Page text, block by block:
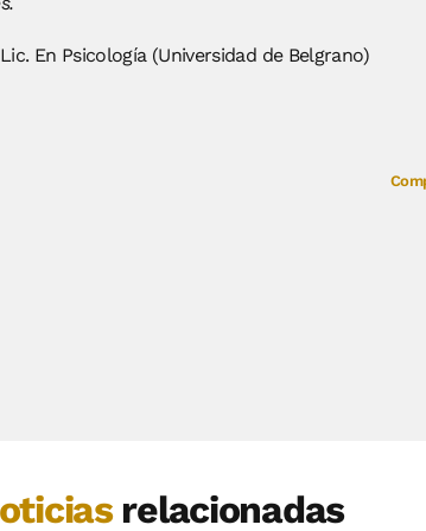
En Psicología (Universidad de Belgrano)
relacionadas